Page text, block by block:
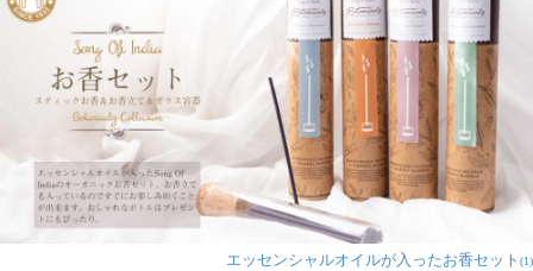
エッセンシャルオイルが入ったお香セット (1)